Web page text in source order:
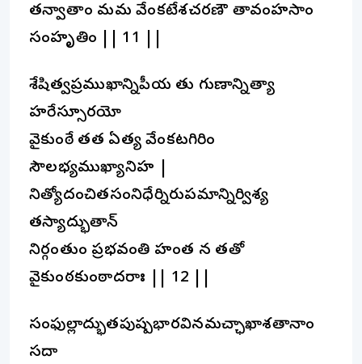
తన్వాతాం మమ వేంకటేశచరణౌ తావంహసాం
సంహృతిం || 11 ||
శేషిత్వప్రముఖాన్నిపీయ తు గుణాన్నిత్యా
హరేస్సూరయో
వైకుంఠే తత ఏత్య వేంకటగిరిం
సౌలభ్యముఖ్యానిహ |
నిత్యోదంచితసంనిధేర్నిరుపమాన్నిర్విశ్య
తస్యాద్భుతాన్
నిర్గంతుం ప్రభవంతి హంత న తతో
వైకుంఠకుంఠాదరాః || 12 ||
సంఫుల్లాద్భుతపుష్పభారవినమచ్ఛాఖాశతానాం
సదా